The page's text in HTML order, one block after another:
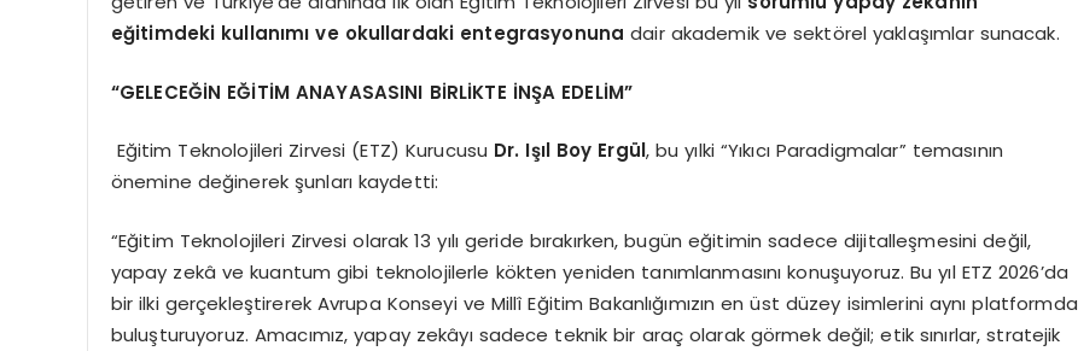
eğitimdeki kullanımı ve okullardaki entegrasyonuna dair akademik ve sektörel yaklaşımlar sunacak.
“GELECEĞİN EĞİTİM ANAYASASINI BİRLİKTE İNŞA EDELİM”
Eğitim Teknolojileri Zirvesi (ETZ) Kurucusu Dr. Işıl Boy Ergül, bu yılki “Yıkıcı Paradigmalar” temasının
önemine değinerek şunları kaydetti:
“Eğitim Teknolojileri Zirvesi olarak 13 yılı geride bırakırken, bugün eğitimin sadece dijitalleşmesini değil,
yapay zekâ ve kuantum gibi teknolojilerle kökten yeniden tanımlanmasını konuşuyoruz. Bu yıl ETZ 2026’da
bir ilki gerçekleştirerek Avrupa Konseyi ve Millî Eğitim Bakanlığımızın en üst düzey isimlerini aynı platformda
buluşturuyoruz. Amacımız, yapay zekâyı sadece teknik bir araç olarak görmek değil; etik sınırlar, stratejik